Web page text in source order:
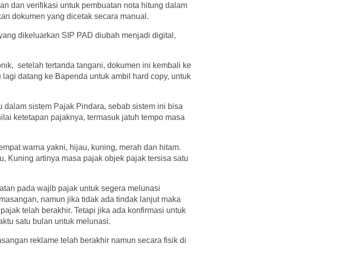
dan verifikasi untuk pembuatan nota hitung dalam
dokumen yang dicetak secara manual.
dikeluarkan SIP PAD diubah menjadi digital,
setelah tertanda tangani, dokumen ini kembali ke
datang ke Bapenda untuk ambil hard copy, untuk
sistem Pajak Pindara, sebab sistem ini bisa
ketetapan pajaknya, termasuk jatuh tempo masa
warna yakni, hijau, kuning, merah dan hitam.
Kuning artinya masa pajak objek pajak tersisa satu
pada wajib pajak untuk segera melunasi
namun jika tidak ada tindak lanjut maka
telah berakhir. Tetapi jika ada konfirmasi untuk
satu bulan untuk melunasi.
reklame telah berakhir namun secara fisik di